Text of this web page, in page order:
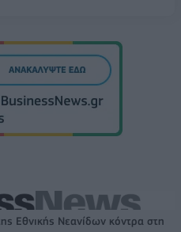
Εθνικής Νεανίδων κόντρα στη